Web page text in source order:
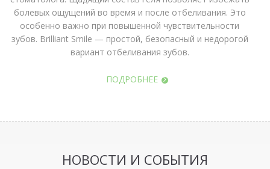
болевых ощущений во время и после отбеливания. Это
особенно важно при повышенной чувствительности
зубов. Brilliant Smile — простой, безопасный и недорогой
вариант отбеливания зубов.
ПОДРОБНЕЕ
НОВОСТИ И СОБЫТИЯ